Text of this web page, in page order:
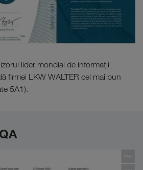
lider mondial de informații
firmei LKW WALTER cel mai bun
5A1).